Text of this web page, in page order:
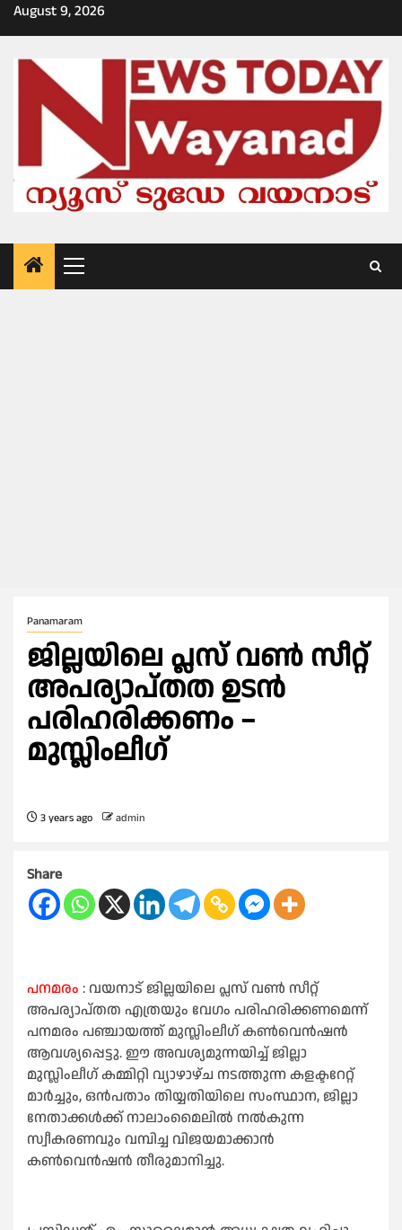
Skip
to
August 9, 2026
Primary
Menu
Panamaram
ജില്ലയിലെ പ്ലസ് വൺ സീറ്റ്‌
അപര്യാപ്തത ഉടൻ
പരിഹരിക്കണം –
മുസ്ലിംലീഗ്
3 years ago admin
Share
പനമരം : വയനാട് ജില്ലയിലെ പ്ലസ് വൺ സീറ്റ്‌
അപര്യാപ്തത എത്രയും വേഗം പരിഹരിക്കണമെന്ന്
പനമരം പഞ്ചായത്ത് മുസ്ലിംലീഗ് കൺവെൻഷൻ
ആവശ്യപ്പെട്ടു. ഈ അവശ്യമുന്നയിച്ച് ജില്ലാ
മുസ്ലിംലീഗ് കമ്മിറ്റി വ്യാഴാഴ്ച നടത്തുന്ന കളക്ടറേറ്റ്
മാർച്ചും, ഒൻപതാം തിയ്യതിയിലെ സംസ്ഥാന, ജില്ലാ
നേതാക്കൾക്ക് നാലാംമൈലിൽ നൽകുന്ന
സ്വീകരണവും വമ്പിച്ച വിജയമാക്കാൻ
കൺവെൻഷൻ തീരുമാനിച്ചു.